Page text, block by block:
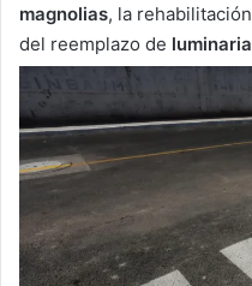
magnolias, la
del reemplazo de